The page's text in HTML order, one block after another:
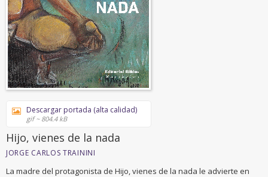
Descargar portada (alta calidad)
gif ~ 804.4 kB
Hijo, vienes de la nada
JORGE CARLOS TRAININI
La madre del protagonista de Hijo, vienes de la nada le advierte en